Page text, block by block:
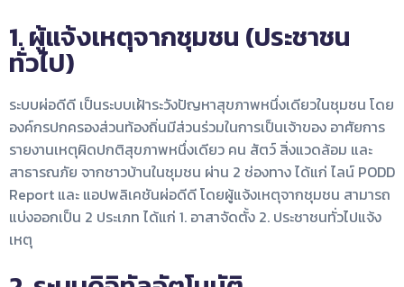
1. ผู้แจ้งเหตุจากชุมชน (ประชาชน
ทั่วไป)
ระบบผ่อดีดี เป็นระบบเฝ้าระวังปัญหาสุขภาพหนึ่งเดียวในชุมชน โดย
องค์กรปกครองส่วนท้องถิ่นมีส่วนร่วมในการเป็นเจ้าของ อาศัยการ
รายงานเหตุผิดปกติสุขภาพหนึ่งเดียว คน สัตว์ สิ่งแวดล้อม และ
สาธารณภัย จากชาวบ้านในชุมชน ผ่าน 2 ช่องทาง ได้แก่ ไลน์ PODD
Report และ แอปพลิเคชันผ่อดีดี โดยผู้แจ้งเหตุจากชุมชน สามารถ
แบ่งออกเป็น 2 ประเภท ได้แก่ 1. อาสาจัดตั้ง 2. ประชาชนทั่วไปแจ้ง
เหตุ